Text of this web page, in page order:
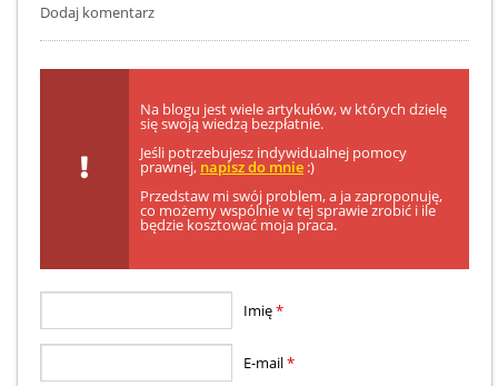
Dodaj komentarz
Na blogu jest wiele artykułów, w których dzielę
się swoją wiedzą bezpłatnie.
Jeśli potrzebujesz indywidualnej pomocy
prawnej, napisz do mnie :)
Przedstaw mi swój problem, a ja zaproponuję,
co możemy wspólnie w tej sprawie zrobić i ile
będzie kosztować moja praca.
Imię*
E-mail*